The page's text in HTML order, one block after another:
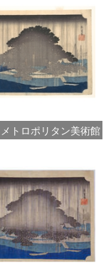
メトロポリタン美術館